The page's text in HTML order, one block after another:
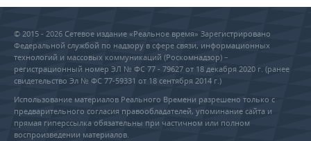
© 2015 - 2026 Сетевое издание «Реальное время» Зарегистрировано
Федеральной службой по надзору в сфере связи, информационных
технологий и массовых коммуникаций (Роскомнадзор) –
регистрационный номер ЭЛ № ФС 77 - 79627 от 18 декабря 2020 г. (ранее
свидетельство Эл № ФС 77-59331 от 18 сентября 2014 г.)
Использование материалов Реального Времени разрешено только с
предварительного согласия правообладателей, упоминание сайта и
прямая гиперссылка обязательны при частичном или полном
воспроизведении материалов.